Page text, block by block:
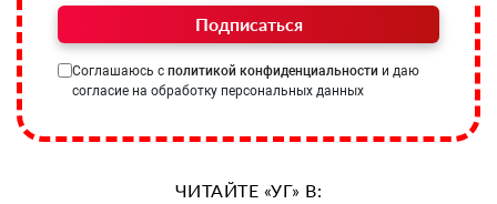
Подписаться
Соглашаюсь с политикой конфиденциальности и даю
согласие на обработку персональных данных
ЧИТАЙТЕ «УГ» В: